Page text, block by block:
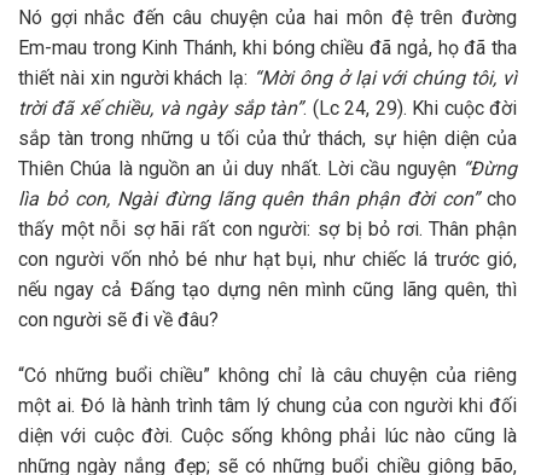
Nó gợi nhắc đến câu chuyện của hai môn đệ trên đường
Em-mau trong Kinh Thánh, khi bóng chiều đã ngả, họ đã tha
thiết nài xin người khách lạ: “Mời ông ở lại với chúng tôi, vì
trời đã xế chiều, và ngày sắp tàn”. (Lc 24, 29). Khi cuộc đời
sắp tàn trong những u tối của thử thách, sự hiện diện của
Thiên Chúa là nguồn an ủi duy nhất. Lời cầu nguyện “Đừng
lìa bỏ con, Ngài đừng lãng quên thân phận đời con”cho
thấy một nỗi sợ hãi rất con người: sợ bị bỏ rơi. Thân phận
con người vốn nhỏ bé như hạt bụi, như chiếc lá trước gió,
nếu ngay cả Đấng tạo dựng nên mình cũng lãng quên, thì
con người sẽ đi về đâu?
“Có những buổi chiều” không chỉ là câu chuyện của riêng
một ai. Đó là hành trình tâm lý chung của con người khi đối
diện với cuộc đời. Cuộc sống không phải lúc nào cũng là
những ngày nắng đẹp; sẽ có những buổi chiều giông bão,